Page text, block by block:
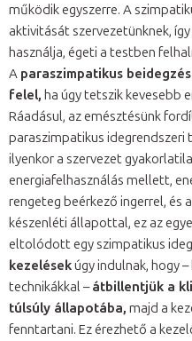
működik egyszerre. A
aktivitását szervezetünknek,
használja, égeti a testben
A paraszimpatikus beidegzés
felel, ha úgy tetszik kevesebb
Ráadásul, az emésztésünk
paraszimpatikus idegrendszeri
ilyenkor a szervezet
energiafelhasználás mellett,
rengeteg beérkező ingerrel, és
készenléti állapottal, ez az
eltolódott egy szimpatikus
kezelésekúgy indulnak, hogy
technikákkal –átbillentjük a
túlsúly állapotába, majd a
fenntartani. Ez érezhető a